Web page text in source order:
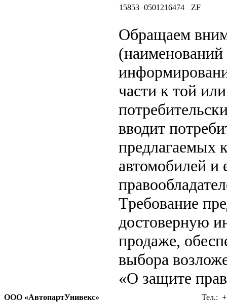
15853 0501216474 ZF
Обращаем
(наименований
части к той
вводит
предлагаемых
автомобилей и
Требование
достоверную
продаже,
выбора
«О защите
ООО «АвтопартУнивекс»
Тел.: